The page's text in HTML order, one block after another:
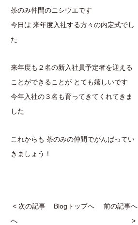
茶のみ仲間のニシウエです
今日は 来年度入社する方々の内定式でし
た
来年度も２名の新入社員予定者を迎える
ことができることが とても嬉しいです
今年入社の３名も育ってきてくれてきま
した
これからも 茶のみの仲間でがんばってい
きましょう！
< 次の記事
へ
Blogトップへ
前の記事へ
>